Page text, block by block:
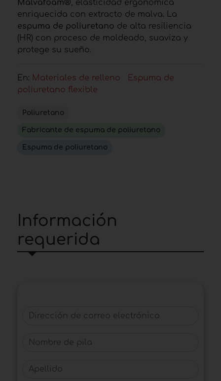
Malvafoam®, elasticidad ergonómica
enriquecida con extracto de malva. La
espuma de poliuretano de alta resiliencia
(HR) con proceso de moldeado, suaviza y
protege su sueño.
En: Materiales de relleno
Espuma de
poliuretano flexible
Poliuretano
Fabricante de espuma de poliuretano
Espuma de poliuretano
Información
requerida
Dirección de correo electrónico
Nombre de pila
Apellido